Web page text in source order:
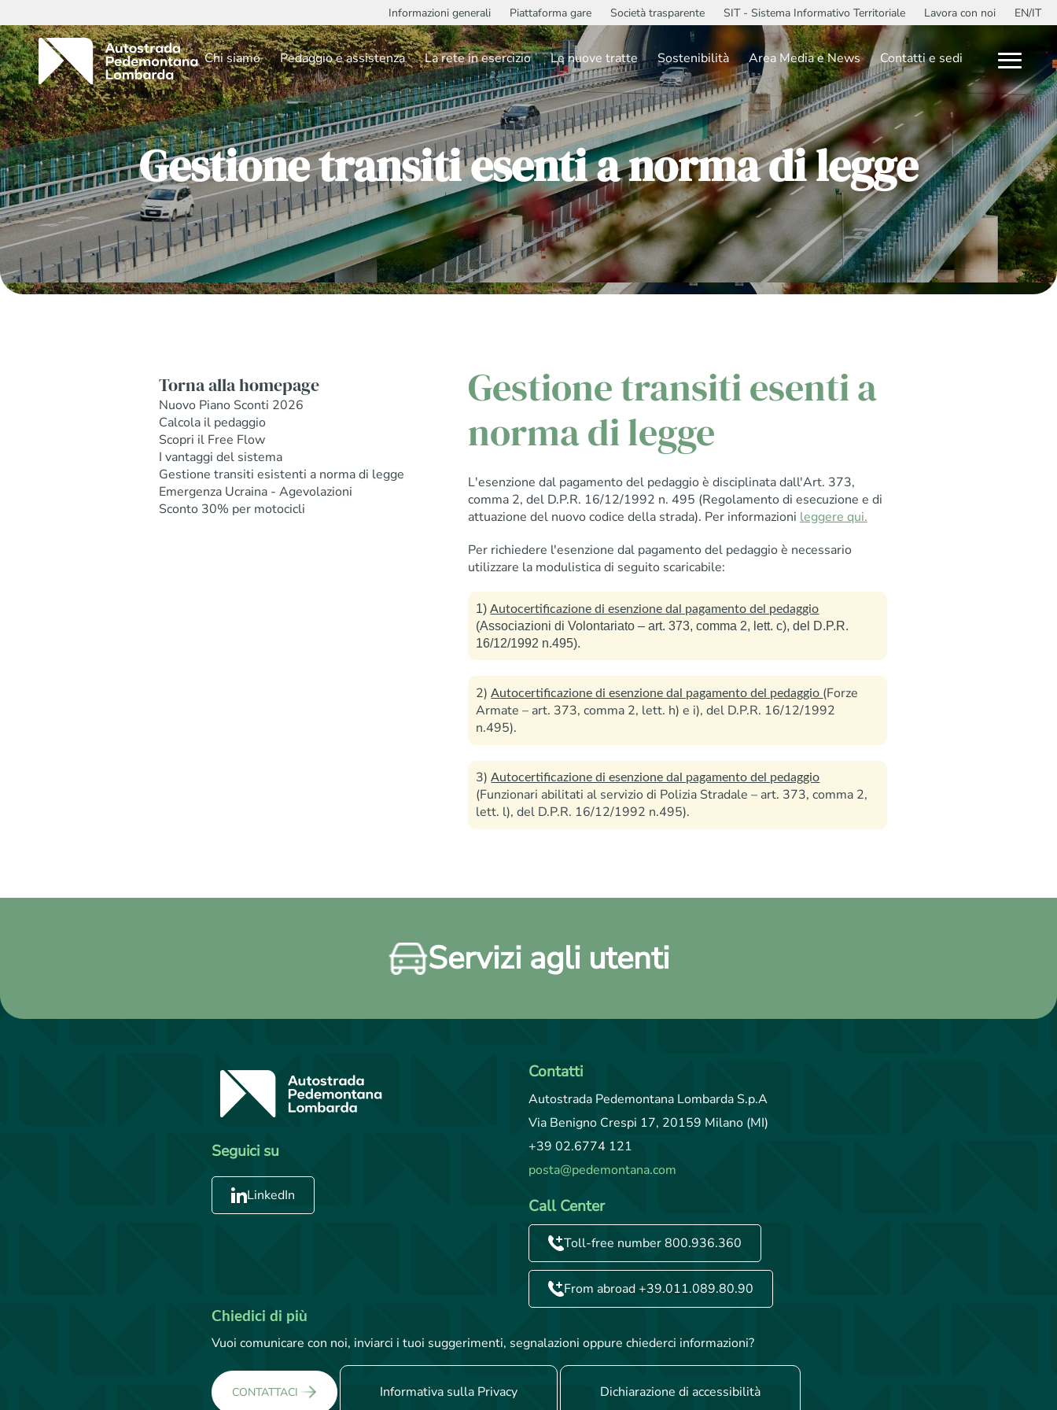
Informazioni generali Piattaforma gare Società trasparente SIT - Sistema Informativo Territoriale Lavora con noi EN/IT
Chi siamo Pedaggio e assistenza La rete in esercizio Le nuove tratte Sostenibilità Area Media e News Contatti e sedi
Gestione transiti esenti a norma di legge
Torna alla homepage
Nuovo Piano Sconti 2026
Calcola il pedaggio
Scopri il Free Flow
I vantaggi del sistema
Gestione transiti esistenti a norma di legge
Emergenza Ucraina - Agevolazioni
Sconto 30% per motocicli
Gestione transiti esenti a
norma di legge
L'esenzione dal pagamento del pedaggio è disciplinata dall'Art. 373,
comma 2, del D.P.R. 16/12/1992 n. 495 (Regolamento di esecuzione e di
attuazione del nuovo codice della strada). Per informazioni leggere qui.
Per richiedere l'esenzione dal pagamento del pedaggio è necessario
utilizzare la modulistica di seguito scaricabile:
1)Autocertificazione di esenzione dal pagamento del pedaggio
(Associazioni di Volontariato – art. 373, comma 2, lett. c), del D.P.R.
16/12/1992 n.495).
2)Autocertificazione di esenzione dal pagamento del pedaggio (Forze
Armate – art. 373, comma 2, lett. h) e i), del D.P.R. 16/12/1992
n.495).
3)Autocertificazione di esenzione dal pagamento del pedaggio
(Funzionari abilitati al servizio di Polizia Stradale – art. 373, comma 2,
lett. l), del D.P.R. 16/12/1992 n.495).
Servizi agli utenti
Seguici su
LinkedIn
Contatti
Autostrada Pedemontana Lombarda S.p.A
Via Benigno Crespi 17, 20159 Milano (MI)
+39 02.6774 121
posta@pedemontana.com
Call Center
Toll-free number 800.936.360
From abroad +39.011.089.80.90
Chiedici di più
Vuoi comunicare con noi, inviarci i tuoi suggerimenti, segnalazioni oppure chiederci informazioni?
CONTATTACI Informativa sulla Privacy Dichiarazione di accessibilità